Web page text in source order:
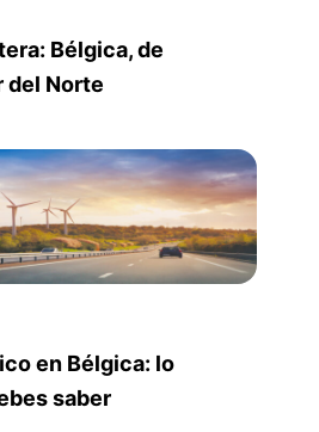
Bélgica, de
del Norte
en Bélgica: lo
saber